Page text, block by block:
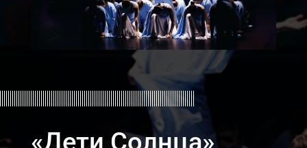
«Дети Солнца»